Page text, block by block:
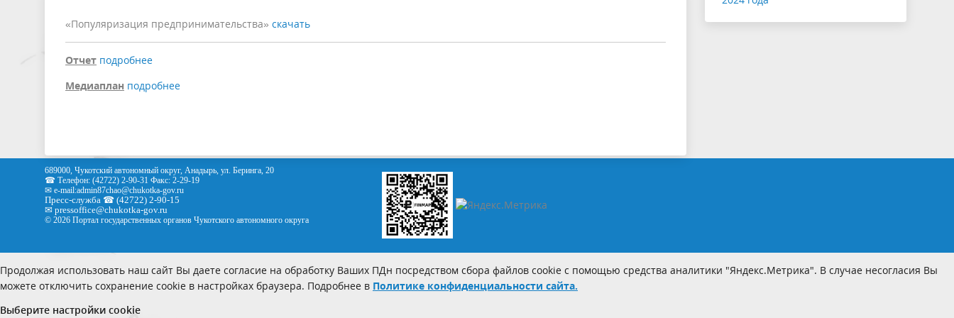
«Популяризация предпринимательства» скачать
Отчет подробнее
Медиаплан подробнее
689000, Чукотский автономный округ, Анадырь, ул. Беринга, 20
☎ Телефон: (42722) 2-90-31 Факс: 2-29-19
✉ e-mail:admin87chao@chukotka-gov.ru
Пресс-служба ☎ (42722) 2-90-15
✉ pressoffice@chukotka-gov.ru
© 2026 Портал государственных органов Чукотского автономного округа
Продолжая использовать наш сайт Вы даете согласие на обработку Ваших ПДн посредством сбора файлов cookie с помощью средства аналитики "Яндекс.Метрика". В случае несогласия Вы
можете отключить сохранение cookie в настройках браузера. Подробнее в Политике конфиденциальности сайта.
Выберите настройки cookie